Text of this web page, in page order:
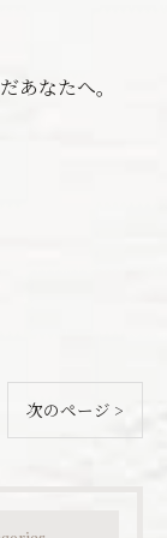
あなたへ。
次のページ >